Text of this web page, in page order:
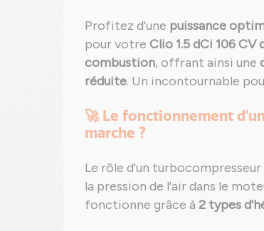
Profitez d'une puissance
pour votre Clio 1.5 dCi 106 CV
combustion, offrant ainsi une
réduite. Un incontournable
🚀 Le fonctionnement
marche ?
Le rôle d'un
la pression de l'air dans le
fonctionne grâce à 2 types